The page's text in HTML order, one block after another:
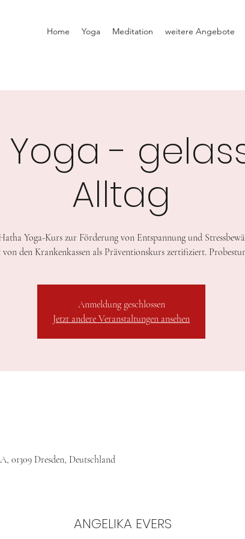
Home Yoga Meditation weitere Angebote
-
Alltag
Yoga-Kurs zur Förderung von Entspannung und
von den Krankenkassen als Präventionskurs zertifiziert.
Anmeldung geschlossen
Jetzt andere Veranstaltungen ansehen
01309 Dresden, Deutschland
ANGELIKA EVERS